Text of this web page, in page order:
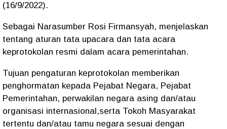
(16/9/2022).
Sebagai Narasumber Rosi Firmansyah, menjelaskan
tentang aturan tata upacara dan tata acara
keprotokolan resmi dalam acara pemerintahan.
Tujuan pengaturan keprotokolan memberikan
penghormatan kepada Pejabat Negara, Pejabat
Pemerintahan, perwakilan negara asing dan/atau
organisasi internasional,serta Tokoh Masyarakat
tertentu dan/atau tamu negara sesuai dengan